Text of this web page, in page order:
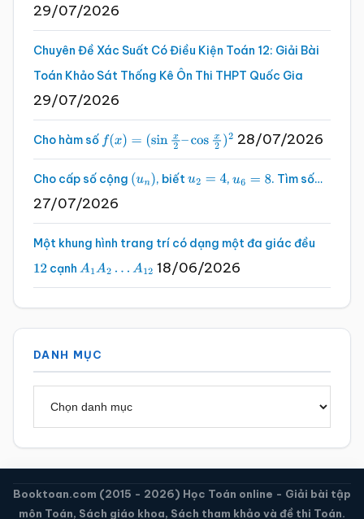
29/07/2026
Chuyên Đề Xác Suất Có Điều Kiện Toán 12: Giải Bài
Toán Khảo Sát Thống Kê Ôn Thi THPT Quốc Gia
29/07/2026
Cho hàm số f(x)=(sinx2 –cosx2 )2 28/07/2026
Cho cấp số cộng (un), biếtu2 =4 , u6 =8 . Tìm số…
27/07/2026
Một khung hình trang trí có dạng một đa giác đều
12 cạnh A1A2…A 12 18/06/2026
DANH MỤC
Booktoan.com (2015 - 2026) Học Toán online - Giải bài tập
môn Toán, Sách giáo khoa, Sách tham khảo và đề thi Toán.